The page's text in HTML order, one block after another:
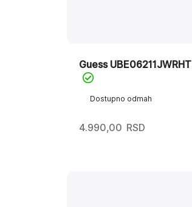
Dostupno odmah
Guess UBE06211JWRHT
4.990,00 RSD